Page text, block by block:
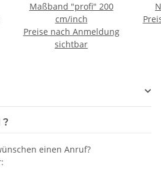
Maßband "profi" 200
cm/inch
Preise nach Anmeldung
sichtbar
?
einen Anruf?